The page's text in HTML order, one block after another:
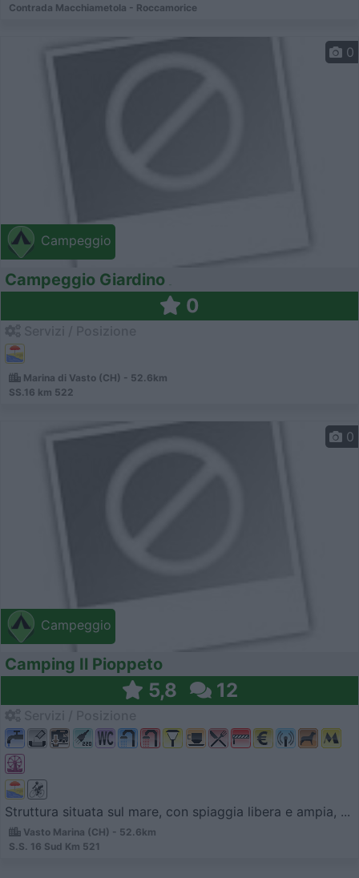
Contrada Macchiametola - Roccamorice
Campeggio
0
Campeggio Giardino
0
Marina di Vasto (CH) - 52.6km
SS.16 km 522
Campeggio
0
Camping Il Pioppeto
5,8 12
Struttura situata sul mare, con spiaggia libera e ampia, ...
Vasto Marina (CH) - 52.6km
S.S. 16 Sud Km 521